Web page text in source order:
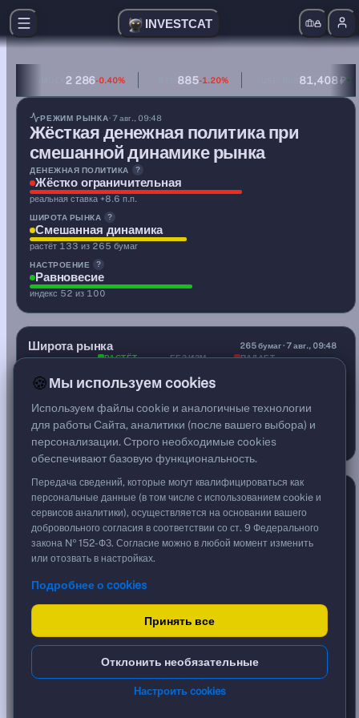
INVESTCAT
2 286-0.40% 885-1.20% 81,408 ₽
РЕЖИМ РЫНКА· 7 авг., 09:48
Жёсткая денежная политика при
смешанной динамике рынка
денежная политика — жёстко ограничительная
ДЕНЕЖНАЯ ПОЛИТИКА ?
Жёстко ограничительная
реальная ставка +8.6 п.п.
ШИРОТА РЫНКА
?
Смешанная динамика
растёт 133 из 265 бумаг
НАСТРОЕНИЕ
?
Равновесие
индекс 52 из 100
Широта рынка 265 бумаг · 7 авг., 09:48
1.17
РАСТЁТ
БЕЗ ИЗМ. ПАДАЕТ
РОСТ ШИРЕ РЫНКА
ПОКАЗАТЕЛИ — ДОЛЯ БУМАГ
Выше MA200
Объём выше среднего
Индекс страха и жадности 7 авг., 09:48
52
0–44
НЕЙТРАЛЬНО
45–55 56–100
КОМПОНЕНТЫ — ОТКЛОНЕНИЕ ОТ НЕЙТРАЛИ
🍪Мы используем cookies
Используем файлы cookie и аналогичные технологии
для работы Сайта, аналитики (после вашего выбора) и
персонализации. Строго необходимые cookies
обеспечивают базовую функциональность.
Передача сведений, которые могут квалифицироваться как
персональные данные (в том числе с использованием cookie и
сервисов аналитики), осуществляется на основании вашего
добровольного согласия в соответствии со ст. 9 Федерального
закона № 152-ФЗ. Согласие можно в любой момент изменить
или отозвать в настройках.
Подробнее о cookies
Принять все
Отклонить необязательные
Настроить cookies